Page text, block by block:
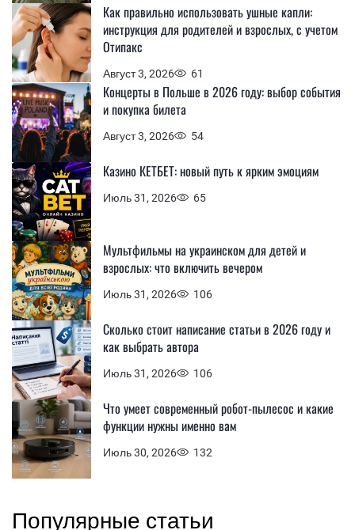
Август 3, 2026 61
Как правильно использовать ушные капли:
инструкция для родителей и взрослых, с учетом
Отипакс
Август 3, 2026 54
Концерты в Польше в 2026 году: выбор события
и покупка билета
Июль 31, 2026 65
Казино КЕТБЕТ: новый путь к ярким эмоциям
Июль 31, 2026 106
Мультфильмы на украинском для детей и
взрослых: что включить вечером
Июль 31, 2026 106
Сколько стоит написание статьи в 2026 году и
как выбрать автора
Июль 30, 2026 132
Что умеет современный робот-пылесос и какие
функции нужны именно вам
Популярные статьи